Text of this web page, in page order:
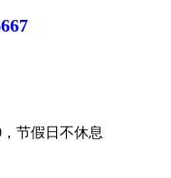
节假日不休息